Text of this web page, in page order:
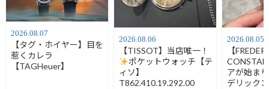
2026.08.07
【タグ・ホイヤー】目を
惹くカレラ
【TAGHeuer】
2026.08.06
【TISSOT】当店唯一！
ポケットウォッチ【テ
ィソ】
T862.410.19.292.00
2026.08.05
【
アが始ま
デリック